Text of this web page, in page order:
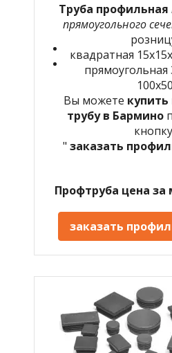
Труба профильная
прямоугольного
квадратная
прямоугольная
Вы можете
трубу в Бармино
кнопку
" заказать
Профтруба цена за
заказать